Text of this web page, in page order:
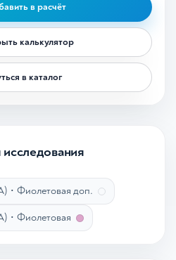
в расчёт
калькулятор
в каталог
• Фиолетовая доп.
• Фиолетовая